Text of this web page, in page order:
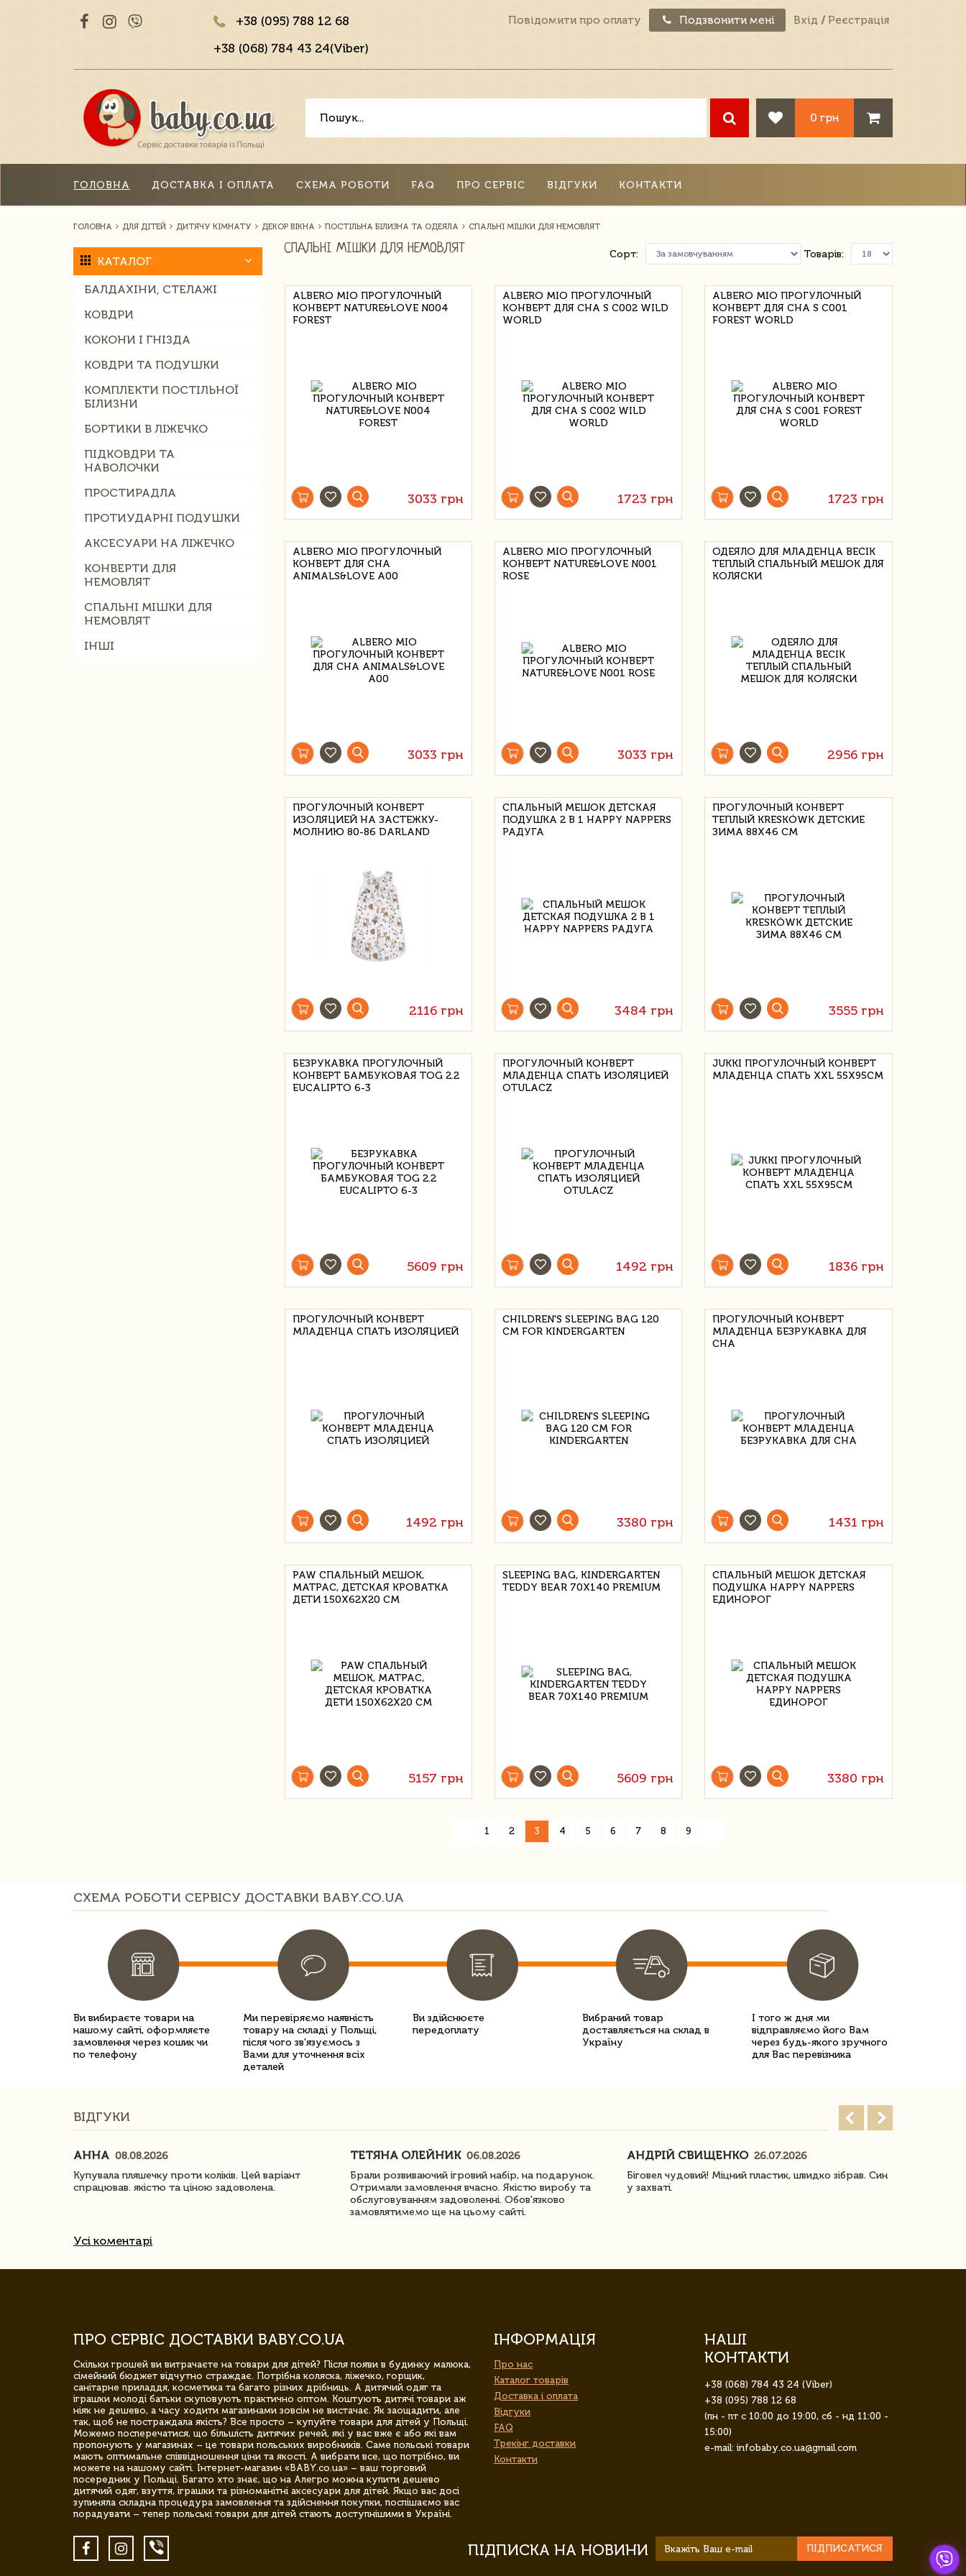
+38 (095) 788 12 68
+38 (068) 784 43 24(Viber)
Повідомити про оплату Подзвонити мені Вхід / Реєстрація
0 грн
ГОЛОВНА ДОСТАВКА І ОПЛАТА СХЕМА РОБОТИ FAQ ПРО СЕРВІС ВІДГУКИ КОНТАКТИ
ГОЛОВНА ДЛЯ ДІТЕЙ ДИТЯЧУ КІМНАТУ ДЕКОР ВІКНА ПОСТІЛЬНА БІЛИЗНА ТА ОДЕЯЛА СПАЛЬНІ МІШКИ ДЛЯ НЕМОВЛЯТ
КАТАЛОГ
БАЛДАХІНИ, СТЕЛАЖІ
КОВДРИ
КОКОНИ І ГНІЗДА
КОВДРИ ТА ПОДУШКИ
КОМПЛЕКТИ ПОСТІЛЬНОЇ
БІЛИЗНИ
БОРТИКИ В ЛІЖЕЧКО
ПІДКОВДРИ ТА
НАВОЛОЧКИ
ПРОСТИРАДЛА
ПРОТИУДАРНІ ПОДУШКИ
АКСЕСУАРИ НА ЛІЖЕЧКО
КОНВЕРТИ ДЛЯ
НЕМОВЛЯТ
СПАЛЬНІ МІШКИ ДЛЯ
НЕМОВЛЯТ
ІНШІ
СПАЛЬНІ МІШКИ ДЛЯ НЕМОВЛЯТ Товарів:
Сорт:
ALBERO MIO ПРОГУЛОЧНЫЙ
КОНВЕРТ NATURE&LOVE N004
FOREST
3033 грн
ALBERO MIO ПРОГУЛОЧНЫЙ
КОНВЕРТ ДЛЯ СНА S C002 WILD
WORLD
1723 грн
ALBERO MIO ПРОГУЛОЧНЫЙ
КОНВЕРТ ДЛЯ СНА S C001
FOREST WORLD
1723 грн
ALBERO MIO ПРОГУЛОЧНЫЙ
КОНВЕРТ ДЛЯ СНА
ANIMALS&LOVE A00
3033 грн
ALBERO MIO ПРОГУЛОЧНЫЙ
КОНВЕРТ NATURE&LOVE N001
ROSE
3033 грн
ОДЕЯЛО ДЛЯ МЛАДЕНЦА BECIK
ТЕПЛЫЙ СПАЛЬНЫЙ МЕШОК ДЛЯ
КОЛЯСКИ
2956 грн
ПРОГУЛОЧНЫЙ КОНВЕРТ
ИЗОЛЯЦИЕЙ НА ЗАСТЕЖКУ-
МОЛНИЮ 80-86 DARLAND
2116 грн
СПАЛЬНЫЙ МЕШОК ДЕТСКАЯ
ПОДУШКА 2 В 1 HAPPY NAPPERS
РАДУГА
3484 грн
ПРОГУЛОЧНЫЙ КОНВЕРТ
ТЕПЛЫЙ KRESKÓWK ДЕТСКИЕ
ЗИМА 88X46 СМ
3555 грн
БЕЗРУКАВКА ПРОГУЛОЧНЫЙ
КОНВЕРТ БАМБУКОВАЯ TOG 2.2
EUCALIPTO 6-3
5609 грн
ПРОГУЛОЧНЫЙ КОНВЕРТ
МЛАДЕНЦА СПАТЬ ИЗОЛЯЦИЕЙ
OTULACZ
1492 грн
JUKKI ПРОГУЛОЧНЫЙ КОНВЕРТ
МЛАДЕНЦА СПАТЬ XXL 55X95CM
1836 грн
ПРОГУЛОЧНЫЙ КОНВЕРТ
МЛАДЕНЦА СПАТЬ ИЗОЛЯЦИЕЙ
1492 грн
CHILDREN'S SLEEPING BAG 120
CM FOR KINDERGARTEN
3380 грн
ПРОГУЛОЧНЫЙ КОНВЕРТ
МЛАДЕНЦА БЕЗРУКАВКА ДЛЯ
СНА
1431 грн
PAW СПАЛЬНЫЙ МЕШОК,
МАТРАС, ДЕТСКАЯ КРОВАТКА
ДЕТИ 150X62X20 СМ
5157 грн
SLEEPING BAG, KINDERGARTEN
TEDDY BEAR 70X140 PREMIUM
5609 грн
СПАЛЬНЫЙ МЕШОК ДЕТСКАЯ
ПОДУШКА HAPPY NAPPERS
ЕДИНОРОГ
3380 грн
1 2 3 4 5 6 7 8 9
СХЕМА РОБОТИ СЕРВІСУ ДОСТАВКИ BABY.CO.UA
Ви вибираєте товари на
нашому сайті, оформляєте
замовлення через кошик чи
по телефону
Ми перевіряємо наявність
товару на складі у Польщі,
після чого зв'язуємось з
Вами для уточнення всіх
деталей
Ви здійснюєте
передоплату
Вибраний товар
доставляється на склад в
Україну
І того ж дня ми
відправляємо його Вам
через будь-якого зручного
для Вас перевізника
ВІДГУКИ
АННА 08.08.2026
Купувала пляшечку проти коліків. Цей варіант
спрацював. якістю та ціною задоволена.
ТЕТЯНА ОЛЕЙНИК 06.08.2026
Брали розвиваючий ігровий набір, на подарунок.
Отримали замовлення вчасно. Якістю виробу та
обслуговуванням задоволенні. Обов'язково
замовлятимемо ще на цьому сайті.
АНДРІЙ СВИЩЕНКО 26.07.2026
Біговел чудовий! Міцний пластик, швидко зібрав. Син
у захваті.
Усі коментарі
ПРО СЕРВІС ДОСТАВКИ BABY.CO.UA
Скільки грошей ви витрачаєте на товари для дітей? Після появи в будинку малюка,
сімейний бюджет відчутно страждає. Потрібна коляска, ліжечко, горщик,
санітарне приладдя, косметика та багато різних дрібниць. А дитячий одяг та
іграшки молоді батьки скуповують практично оптом. Коштують дитячі товари аж
ніяк не дешево, а часу ходити магазинами зовсім не вистачає. Як заощадити, але
так, щоб не постраждала якість? Все просто – купуйте товари для дітей у Польщі.
Можемо посперечатися, що більшість дитячих речей, які у вас вже є або які вам
пропонують у магазинах – це товари польських виробників. Саме польські товари
мають оптимальне співвідношення ціни та якості. А вибрати все, що потрібно, ви
можете на нашому сайті. Інтернет-магазин «BABY.co.ua» – ваш торговий
посередник у Польщі. Багато хто знає, що на Алегро можна купити дешево
дитячий одяг, взуття, іграшки та різноманітні аксесуари для дітей. Якщо вас досі
зупиняла складна процедура замовлення та здійснення покупки, поспішаємо вас
порадувати – тепер польські товари для дітей стають доступнішими в Україні.
ІНФОРМАЦІЯ
Про нас
Каталог товарів
Доставка і оплата
Відгуки
FAQ
Трекінг доставки
Контакти
НАШІ
КОНТАКТИ
+38 (068) 784 43 24 (Viber)
+38 (095) 788 12 68
(пн - пт с 10:00 до 19:00, сб - нд 11:00 -
15:00)
e-mail: infobaby.co.ua@gmail.com
ПІДПИСКА НА НОВИНИ ПІДПИСАТИСЯ